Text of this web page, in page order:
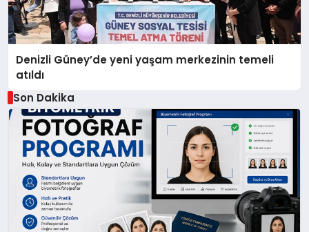
Denizli Güney’de yeni yaşam merkezinin temeli
atıldı
Son Dakika